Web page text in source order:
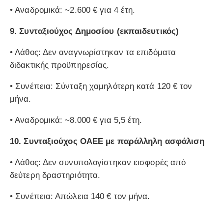
• Αναδρομικά: ~2.600 € για 4 έτη.
9.Συνταξιούχος Δημοσίου (εκπαιδευτικός)
• Λάθος: Δεν αναγνωρίστηκαν τα επιδόματα
διδακτικής προϋπηρεσίας.
• Συνέπεια: Σύνταξη χαμηλότερη κατά 120 € τον
μήνα.
• Αναδρομικά: ~8.000 € για 5,5 έτη.
10.Συνταξιούχος ΟΑΕΕ με παράλληλη ασφάλιση
• Λάθος: Δεν συνυπολογίστηκαν εισφορές από
δεύτερη δραστηριότητα.
• Συνέπεια: Απώλεια 140 € τον μήνα.